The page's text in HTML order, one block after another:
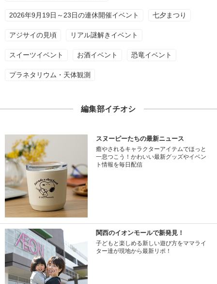
2026年9月19日～23日の連休開催イベント 七夕まつり
アジサイの見頃 リアル謎解きイベント
スイーツイベント お酒イベント 恐竜イベント
プラネタリウム・天体観測
編集部イチオシ
スヌーピーたちの最新ニュース
癒やされるキャラクターアイテムでほっと
一息つこう！かわいい最新グッズやイベン
ト情報を毎日配信
関西のイオンモールで新発見！
子どもと楽しめる新しい遊び方をママライ
ター達が現地から最新リポ！